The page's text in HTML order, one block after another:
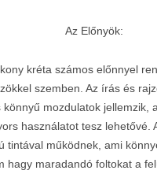
Az Előnyök:
kréta számos előnnyel
szemben. Az írás és
könnyű mozdulatok jellemzik,
használatot tesz lehetővé.
tintával működnek, ami
hagy maradandó foltokat a